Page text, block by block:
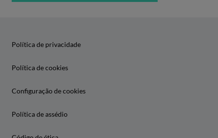
Política de privacidade
Política de cookies
Configuração de cookies
Política de assédio